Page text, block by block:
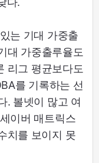
는 기대 가중출
대 가중출루율도
리그 평균보다도
를 기록하는 선
. 볼넷이 많고 여
이버 매트릭스
치를 보이지 못